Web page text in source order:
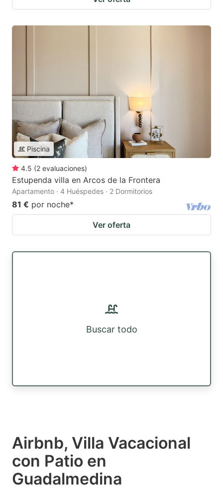
Piscina
4.5 (2 evaluaciones)
Estupenda villa en Arcos de la Frontera
Apartamento · 4 Huéspedes · 2 Dormitorios
81 € por noche*
Ver oferta
Buscar todo
Airbnb, Villa Vacacional
con Patio en
Guadalmedina